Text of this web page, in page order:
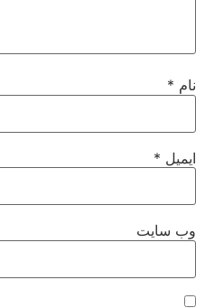
نام *
ایمیل *
وب‌ سایت